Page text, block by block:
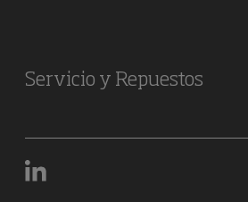
Servicio y Repuestos